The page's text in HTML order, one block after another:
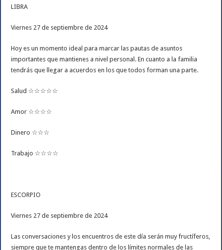
LIBRA
Viernes 27 de septiembre de 2024
Hoy es un momento ideal para marcar las pautas de asuntos
importantes que mantienes a nivel personal. En cuanto a la familia
tendrás que llegar a acuerdos en los que todos forman una parte.
Salud ☆☆☆☆☆
Amor ☆☆☆☆
Dinero ☆☆☆
Trabajo ☆☆☆☆
ESCORPIO
Viernes 27 de septiembre de 2024
Las conversaciones y los encuentros de este día serán muy fructíferos,
siempre que te mantengas dentro de los límites normales de las